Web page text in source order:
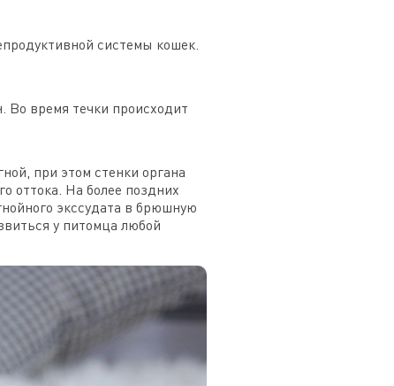
системы кошек.
Во время течки происходит
при этом стенки органа
оттока. На более поздних
экссудата в брюшную
у питомца любой